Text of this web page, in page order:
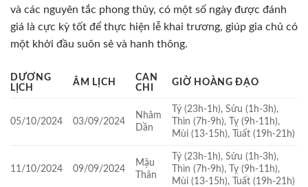
và các nguyên tắc phong thủy, có một số ngày được đánh
giá là cực kỳ tốt để thực hiện lễ khai trương, giúp gia chủ có
một khởi đầu suôn sẻ và hanh thông.
DƯƠNG
LỊCH
ÂM LỊCH
CAN
CHI
GIỜ HOÀNG ĐẠO
05/10/2024 03/09/2024
Nhâm
Dần
Tý (23h-1h), Sửu (1h-3h),
Thìn (7h-9h), Tỵ (9h-11h),
Mùi (13-15h), Tuất (19h-21h)
11/10/2024 09/09/2024
Mậu
Thân
Tý (23h-1h), Sửu (1h-3h),
Thìn (7h-9h), Tỵ (9h-11h),
Mùi (13-15h), Tuất (19h-21h)